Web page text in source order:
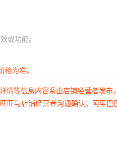
或功能。
为准。
等信息内容系由店铺经营者发
与店铺经营者沟通确认；阿里